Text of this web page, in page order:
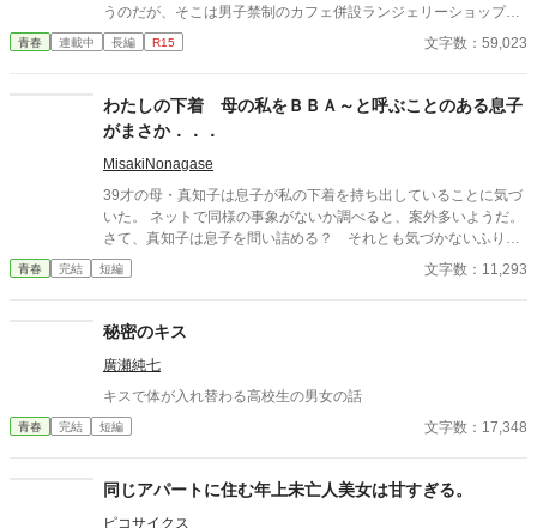
うのだが、そこは男子禁制のカフェ併設ランジェリーショップ
で！？ ちょっとハレンチなお仕事カフェライフ、始まりま
す！！ ※この物語はフィクションであり実在の人物・団体・法律
成できないのでビキニで代用しています。
青春 連載中 長編 R15 文字数：59,023
わたしの下着 母の私をＢＢＡ～と呼ぶことのある息子
がまさか．．．
MisakiNonagase
39才の母・真知子は息子が私の下着を持ち出していることに気づ
いた。 ネットで同様の事象がないか調べると、案外多いようだ。
さて、真知子は息子を問い詰める？ それとも気づかないふりを
青春 完結 短編 文字数：11,293
秘密のキス
廣瀬純七
キスで体が入れ替わる高校生の男女の話
青春 完結 短編 文字数：17,348
同じアパートに住む年上未亡人美女は甘すぎる。
ピコサイクス